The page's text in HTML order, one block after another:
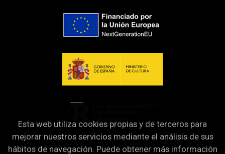
Esta web utiliza cookies propias y de terceros para
mejorar nuestros servicios mediante el análisis de sus
hábitos de navegación. Puede obtener más información